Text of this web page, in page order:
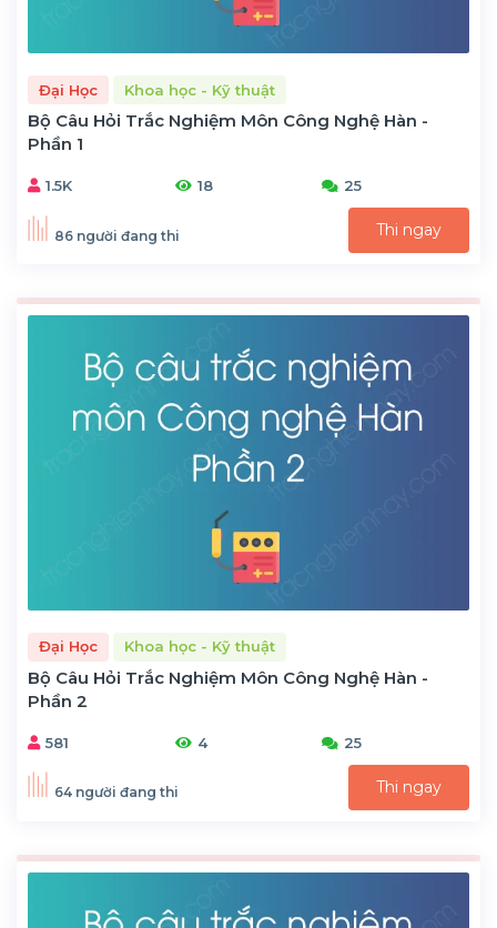
Đại Học Khoa học - Kỹ thuật
Bộ Câu Hỏi Trắc Nghiệm Môn Công Nghệ Hàn -
Phần 1
1.5K 18 25
86 người đang thi Thi ngay
Đại Học Khoa học - Kỹ thuật
Bộ Câu Hỏi Trắc Nghiệm Môn Công Nghệ Hàn -
Phần 2
581 4 25
64 người đang thi Thi ngay